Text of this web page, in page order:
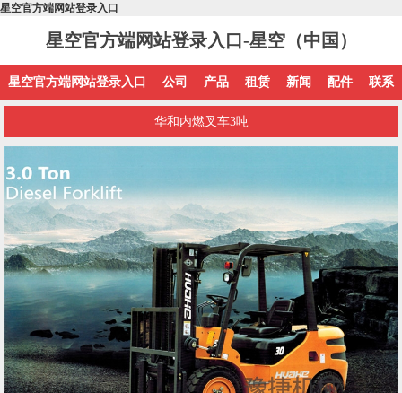
星空官方端网站登录入口
星空官方端网站登录入口-星空（中国）
星空官方端网站登录入口 公司 产品 租赁 新闻 配件 联系
华和内燃叉车3吨